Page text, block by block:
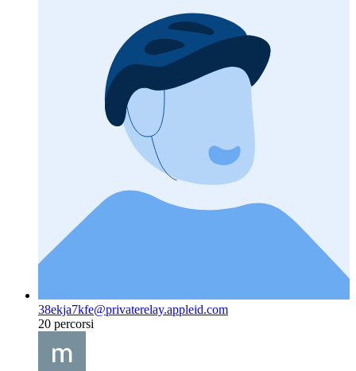
38ekja7kfe@privaterelay.appleid.com
20 percorsi